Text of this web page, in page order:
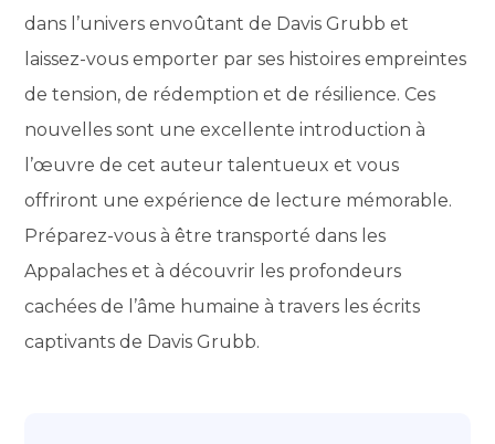
dans l’univers envoûtant de Davis Grubb et
laissez-vous emporter par ses histoires empreintes
de tension, de rédemption et de résilience. Ces
nouvelles sont une excellente introduction à
l’œuvre de cet auteur talentueux et vous
offriront une expérience de lecture mémorable.
Préparez-vous à être transporté dans les
Appalaches et à découvrir les profondeurs
cachées de l’âme humaine à travers les écrits
captivants de Davis Grubb.